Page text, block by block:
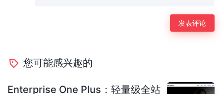
您可能感兴趣的
Enterprise One Plus：轻量级全站